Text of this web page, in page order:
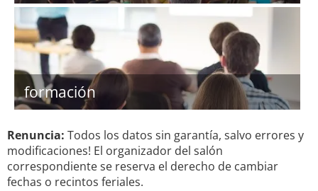
formación
Renuncia: Todos los datos sin garantía, salvo errores y
modificaciones! El organizador del salón
correspondiente se reserva el derecho de cambiar
fechas o recintos feriales.